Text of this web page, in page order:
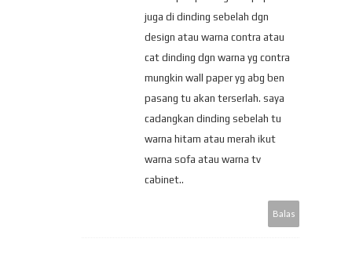
juga di dinding sebelah dgn
design atau warna contra atau
cat dinding dgn warna yg contra
mungkin wall paper yg abg ben
pasang tu akan terserlah. saya
cadangkan dinding sebelah tu
warna hitam atau merah ikut
warna sofa atau warna tv
cabinet..
Balas